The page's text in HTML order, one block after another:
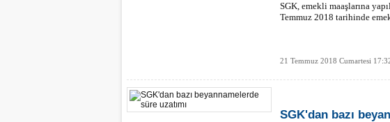
SGK, emekli maaşlarına
Temmuz 2018 tarihinde
21 Temmuz 2018 Cumartesi
SGK'dan bazı